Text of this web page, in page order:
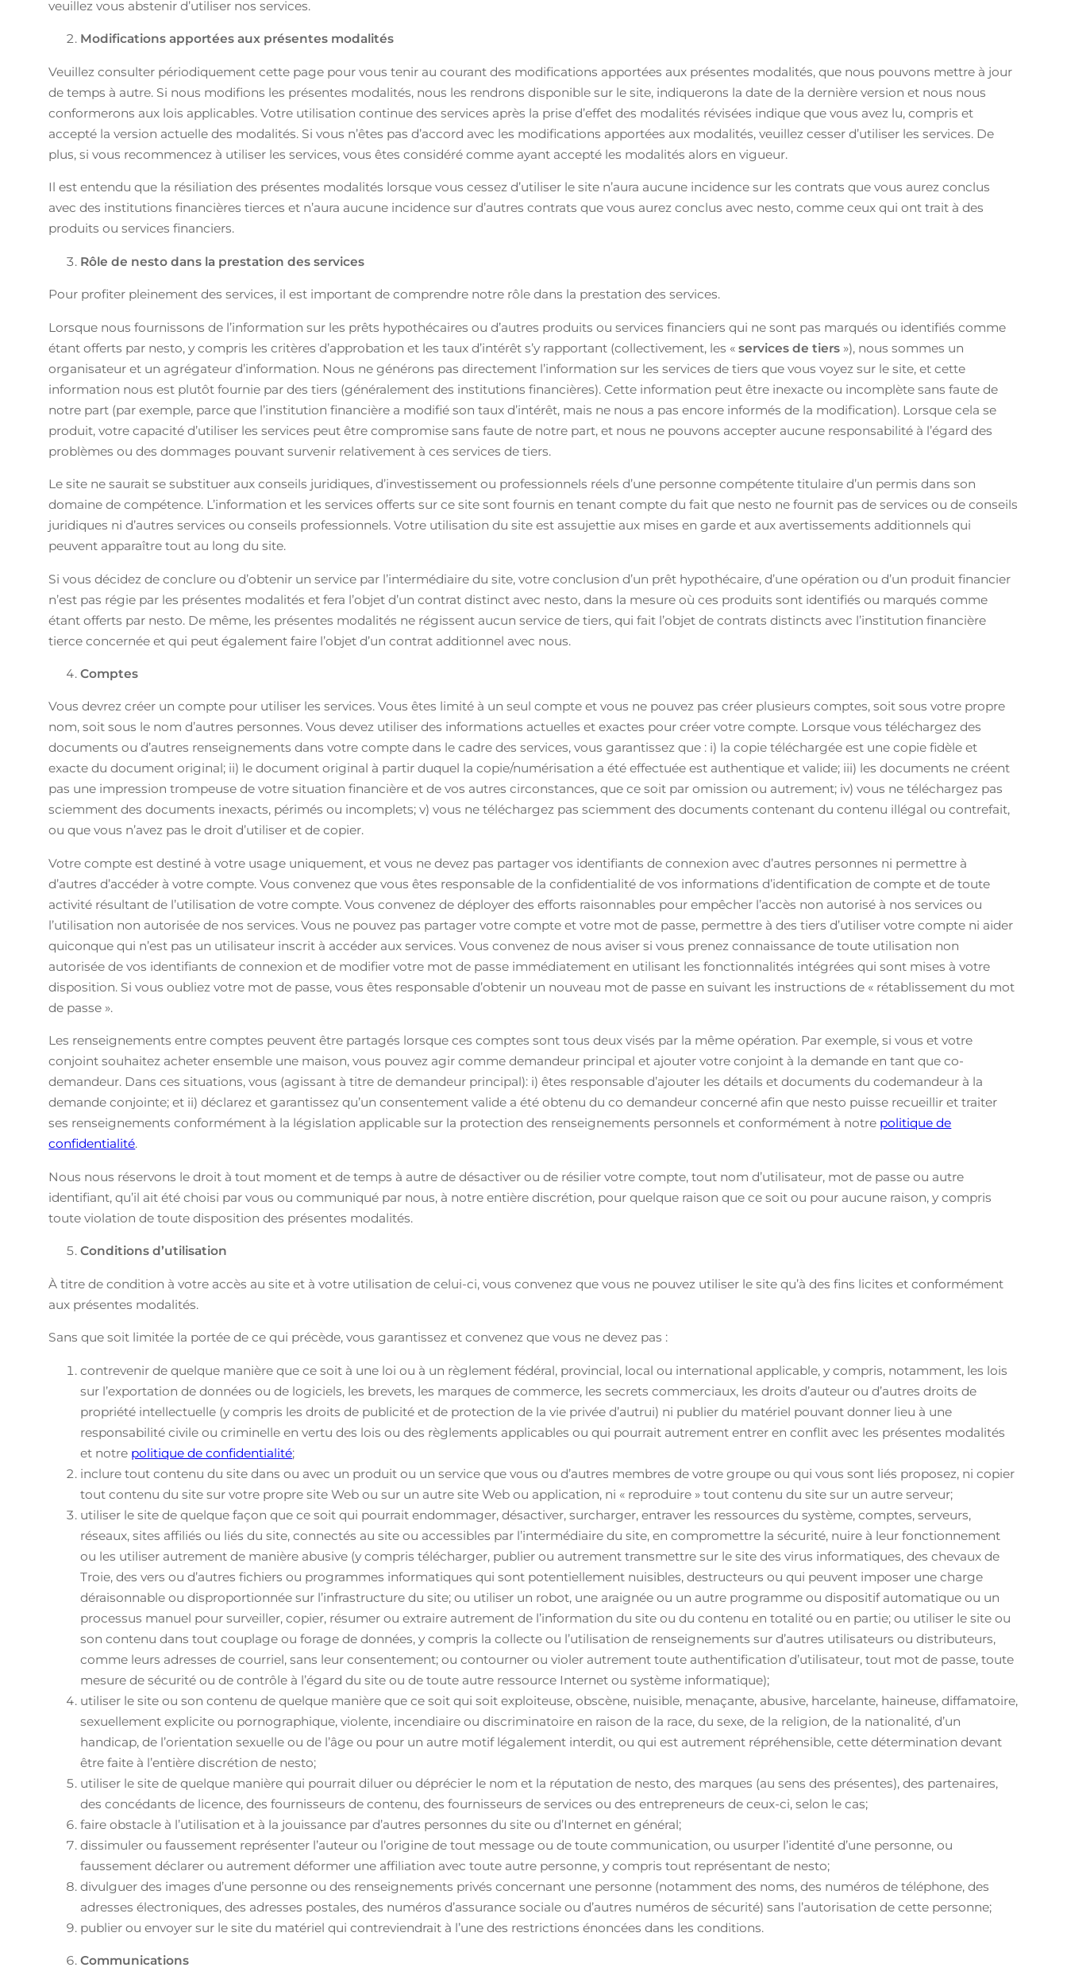
veuillez vous abstenir d’utiliser nos services.
Modifications apportées aux présentes modalités
Veuillez consulter périodiquement cette page pour vous tenir au courant des modifications apportées aux présentes modalités, que nous pouvons mettre à jour
de temps à autre. Si nous modifions les présentes modalités, nous les rendrons disponible sur le site, indiquerons la date de la dernière version et nous nous
conformerons aux lois applicables. Votre utilisation continue des services après la prise d’effet des modalités révisées indique que vous avez lu, compris et
accepté la version actuelle des modalités. Si vous n’êtes pas d’accord avec les modifications apportées aux modalités, veuillez cesser d’utiliser les services. De
plus, si vous recommencez à utiliser les services, vous êtes considéré comme ayant accepté les modalités alors en vigueur.
Il est entendu que la résiliation des présentes modalités lorsque vous cessez d’utiliser le site n’aura aucune incidence sur les contrats que vous aurez conclus
avec des institutions financières tierces et n’aura aucune incidence sur d’autres contrats que vous aurez conclus avec nesto, comme ceux qui ont trait à des
produits ou services financiers.
Rôle de nesto dans la prestation des services
Pour profiter pleinement des services, il est important de comprendre notre rôle dans la prestation des services.
Lorsque nous fournissons de l’information sur les prêts hypothécaires ou d’autres produits ou services financiers qui ne sont pas marqués ou identifiés comme
étant offerts par nesto, y compris les critères d’approbation et les taux d’intérêt s’y rapportant (collectivement, les «services de tiers »), nous sommes un
organisateur et un agrégateur d’information. Nous ne générons pas directement l’information sur les services de tiers que vous voyez sur le site, et cette
information nous est plutôt fournie par des tiers (généralement des institutions financières). Cette information peut être inexacte ou incomplète sans faute de
notre part (par exemple, parce que l’institution financière a modifié son taux d’intérêt, mais ne nous a pas encore informés de la modification). Lorsque cela se
produit, votre capacité d’utiliser les services peut être compromise sans faute de notre part, et nous ne pouvons accepter aucune responsabilité à l’égard des
problèmes ou des dommages pouvant survenir relativement à ces services de tiers.
Le site ne saurait se substituer aux conseils juridiques, d’investissement ou professionnels réels d’une personne compétente titulaire d’un permis dans son
domaine de compétence. L’information et les services offerts sur ce site sont fournis en tenant compte du fait que nesto ne fournit pas de services ou de conseils
juridiques ni d’autres services ou conseils professionnels. Votre utilisation du site est assujettie aux mises en garde et aux avertissements additionnels qui
peuvent apparaître tout au long du site.
Si vous décidez de conclure ou d’obtenir un service par l’intermédiaire du site, votre conclusion d’un prêt hypothécaire, d’une opération ou d’un produit financier
n’est pas régie par les présentes modalités et fera l’objet d’un contrat distinct avec nesto, dans la mesure où ces produits sont identifiés ou marqués comme
étant offerts par nesto. De même, les présentes modalités ne régissent aucun service de tiers, qui fait l’objet de contrats distincts avec l’institution financière
tierce concernée et qui peut également faire l’objet d’un contrat additionnel avec nous.
Comptes
Vous devrez créer un compte pour utiliser les services. Vous êtes limité à un seul compte et vous ne pouvez pas créer plusieurs comptes, soit sous votre propre
nom, soit sous le nom d’autres personnes. Vous devez utiliser des informations actuelles et exactes pour créer votre compte. Lorsque vous téléchargez des
documents ou d’autres renseignements dans votre compte dans le cadre des services, vous garantissez que : i) la copie téléchargée est une copie fidèle et
exacte du document original; ii) le document original à partir duquel la copie/numérisation a été effectuée est authentique et valide; iii) les documents ne créent
pas une impression trompeuse de votre situation financière et de vos autres circonstances, que ce soit par omission ou autrement; iv) vous ne téléchargez pas
sciemment des documents inexacts, périmés ou incomplets; v) vous ne téléchargez pas sciemment des documents contenant du contenu illégal ou contrefait,
ou que vous n’avez pas le droit d’utiliser et de copier.
Votre compte est destiné à votre usage uniquement, et vous ne devez pas partager vos identifiants de connexion avec d’autres personnes ni permettre à
d’autres d’accéder à votre compte. Vous convenez que vous êtes responsable de la confidentialité de vos informations d’identification de compte et de toute
activité résultant de l’utilisation de votre compte. Vous convenez de déployer des efforts raisonnables pour empêcher l’accès non autorisé à nos services ou
l’utilisation non autorisée de nos services. Vous ne pouvez pas partager votre compte et votre mot de passe, permettre à des tiers d’utiliser votre compte ni aider
quiconque qui n’est pas un utilisateur inscrit à accéder aux services. Vous convenez de nous aviser si vous prenez connaissance de toute utilisation non
autorisée de vos identifiants de connexion et de modifier votre mot de passe immédiatement en utilisant les fonctionnalités intégrées qui sont mises à votre
disposition. Si vous oubliez votre mot de passe, vous êtes responsable d’obtenir un nouveau mot de passe en suivant les instructions de « rétablissement du mot
de passe ».
Les renseignements entre comptes peuvent être partagés lorsque ces comptes sont tous deux visés par la même opération. Par exemple, si vous et votre
conjoint souhaitez acheter ensemble une maison, vous pouvez agir comme demandeur principal et ajouter votre conjoint à la demande en tant que co-
demandeur. Dans ces situations, vous (agissant à titre de demandeur principal): i) êtes responsable d’ajouter les détails et documents du codemandeur à la
demande conjointe; et ii) déclarez et garantissez qu’un consentement valide a été obtenu du co demandeur concerné afin que nesto puisse recueillir et traiter
ses renseignements conformément à la législation applicable sur la protection des renseignements personnels et conformément à notre politique de
confidentialité.
Nous nous réservons le droit à tout moment et de temps à autre de désactiver ou de résilier votre compte, tout nom d’utilisateur, mot de passe ou autre
identifiant, qu’il ait été choisi par vous ou communiqué par nous, à notre entière discrétion, pour quelque raison que ce soit ou pour aucune raison, y compris
toute violation de toute disposition des présentes modalités.
Conditions d’utilisation
À titre de condition à votre accès au site et à votre utilisation de celui-ci, vous convenez que vous ne pouvez utiliser le site qu’à des fins licites et conformément
aux présentes modalités.
Sans que soit limitée la portée de ce qui précède, vous garantissez et convenez que vous ne devez pas :
contrevenir de quelque manière que ce soit à une loi ou à un règlement fédéral, provincial, local ou international applicable, y compris, notamment, les lois
sur l’exportation de données ou de logiciels, les brevets, les marques de commerce, les secrets commerciaux, les droits d’auteur ou d’autres droits de
propriété intellectuelle (y compris les droits de publicité et de protection de la vie privée d’autrui) ni publier du matériel pouvant donner lieu à une
responsabilité civile ou criminelle en vertu des lois ou des règlements applicables ou qui pourrait autrement entrer en conflit avec les présentes modalités
et notre politique de confidentialité;
inclure tout contenu du site dans ou avec un produit ou un service que vous ou d’autres membres de votre groupe ou qui vous sont liés proposez, ni copier
tout contenu du site sur votre propre site Web ou sur un autre site Web ou application, ni « reproduire » tout contenu du site sur un autre serveur;
utiliser le site de quelque façon que ce soit qui pourrait endommager, désactiver, surcharger, entraver les ressources du système, comptes, serveurs,
réseaux, sites affiliés ou liés du site, connectés au site ou accessibles par l’intermédiaire du site, en compromettre la sécurité, nuire à leur fonctionnement
ou les utiliser autrement de manière abusive (y compris télécharger, publier ou autrement transmettre sur le site des virus informatiques, des chevaux de
Troie, des vers ou d’autres fichiers ou programmes informatiques qui sont potentiellement nuisibles, destructeurs ou qui peuvent imposer une charge
déraisonnable ou disproportionnée sur l’infrastructure du site; ou utiliser un robot, une araignée ou un autre programme ou dispositif automatique ou un
processus manuel pour surveiller, copier, résumer ou extraire autrement de l’information du site ou du contenu en totalité ou en partie; ou utiliser le site ou
son contenu dans tout couplage ou forage de données, y compris la collecte ou l’utilisation de renseignements sur d’autres utilisateurs ou distributeurs,
comme leurs adresses de courriel, sans leur consentement; ou contourner ou violer autrement toute authentification d’utilisateur, tout mot de passe, toute
mesure de sécurité ou de contrôle à l’égard du site ou de toute autre ressource Internet ou système informatique);
utiliser le site ou son contenu de quelque manière que ce soit qui soit exploiteuse, obscène, nuisible, menaçante, abusive, harcelante, haineuse, diffamatoire,
sexuellement explicite ou pornographique, violente, incendiaire ou discriminatoire en raison de la race, du sexe, de la religion, de la nationalité, d’un
handicap, de l’orientation sexuelle ou de l’âge ou pour un autre motif légalement interdit, ou qui est autrement répréhensible, cette détermination devant
être faite à l’entière discrétion de nesto;
utiliser le site de quelque manière qui pourrait diluer ou déprécier le nom et la réputation de nesto, des marques (au sens des présentes), des partenaires,
des concédants de licence, des fournisseurs de contenu, des fournisseurs de services ou des entrepreneurs de ceux-ci, selon le cas;
faire obstacle à l’utilisation et à la jouissance par d’autres personnes du site ou d’Internet en général;
dissimuler ou faussement représenter l’auteur ou l’origine de tout message ou de toute communication, ou usurper l’identité d’une personne, ou
faussement déclarer ou autrement déformer une affiliation avec toute autre personne, y compris tout représentant de nesto;
divulguer des images d’une personne ou des renseignements privés concernant une personne (notamment des noms, des numéros de téléphone, des
adresses électroniques, des adresses postales, des numéros d’assurance sociale ou d’autres numéros de sécurité) sans l’autorisation de cette personne;
publier ou envoyer sur le site du matériel qui contreviendrait à l’une des restrictions énoncées dans les conditions.
Communications